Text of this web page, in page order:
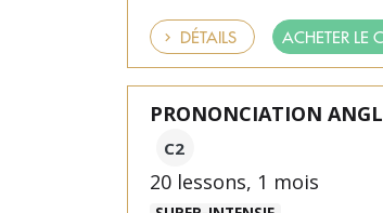
DÉTAILS ACHETER LE
PRONONCIATION
C2
20 lessons, 1 mois